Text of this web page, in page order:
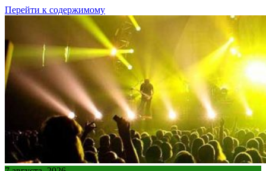
Перейти к содержимому